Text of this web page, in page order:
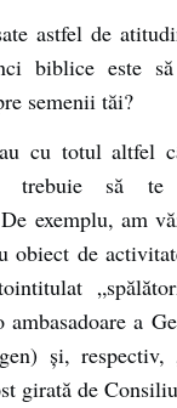
astfel de
biblice este
semenii tăi?
cu totul altfel
trebuie să
exemplu, am
obiect de
a
și, respectiv,
girată de